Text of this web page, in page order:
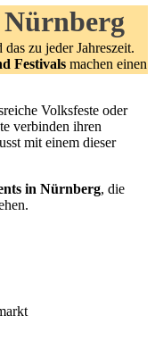
zu jeder Jahreszeit.
Festivals machen einen
Volksfeste oder
verbinden ihren
mit einem dieser
in Nürnberg, die